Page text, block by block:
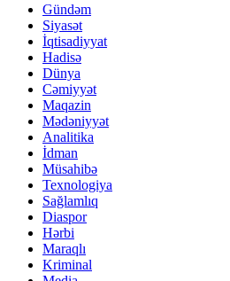
Gündəm
Siyasət
İqtisadiyyat
Hadisə
Dünya
Cəmiyyət
Maqazin
Mədəniyyət
Analitika
İdman
Müsahibə
Texnologiya
Sağlamlıq
Diaspor
Hərbi
Maraqlı
Kriminal